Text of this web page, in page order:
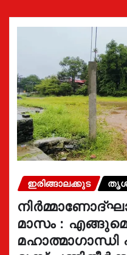
ഇരിങ്ങാലക്കുട
മാസം :